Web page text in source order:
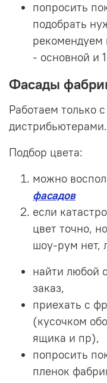
попросить
подобрать
рекомендуем
- основной и
Фасады
Работаем только
дистрибьютерами.
Подбор цвета:
можно
фасадов
если
цвет точно,
шоу-рум нет,
найти любой
заказ,
приехать с
(кусочком
ящика и пр),
попросить
пленок